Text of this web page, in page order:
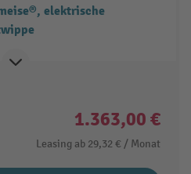
elektrische
1.363,00 €
Leasing ab 29,32 € / Monat